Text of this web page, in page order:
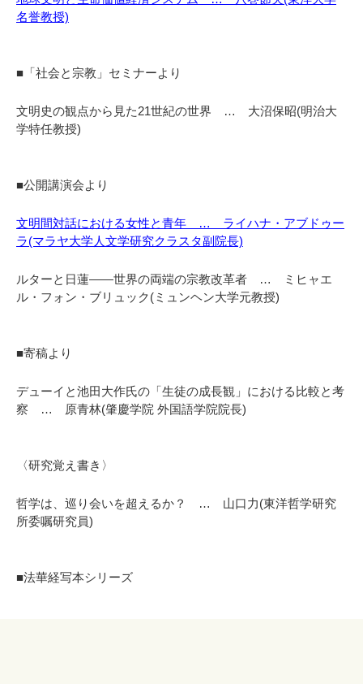
名誉教授)
■「社会と宗教」セミナーより
文明史の観点から見た21世紀の世界 … 大沼保昭(明治大
学特任教授)
■公開講演会より
文明間対話における女性と青年 … ライハナ・アブドゥー
ラ(マラヤ大学人文学研究クラスタ副院長)
ルターと日蓮――世界の両端の宗教改革者 … ミヒャエ
ル・フォン・ブリュック(ミュンヘン大学元教授)
■寄稿より
デューイと池田大作氏の「生徒の成長観」における比較と考
察 … 原青林(肇慶学院 外国語学院院長)
〈研究覚え書き〉
哲学は、巡り会いを超えるか？ … 山口力(東洋哲学研究
所委嘱研究員)
■法華経写本シリーズ